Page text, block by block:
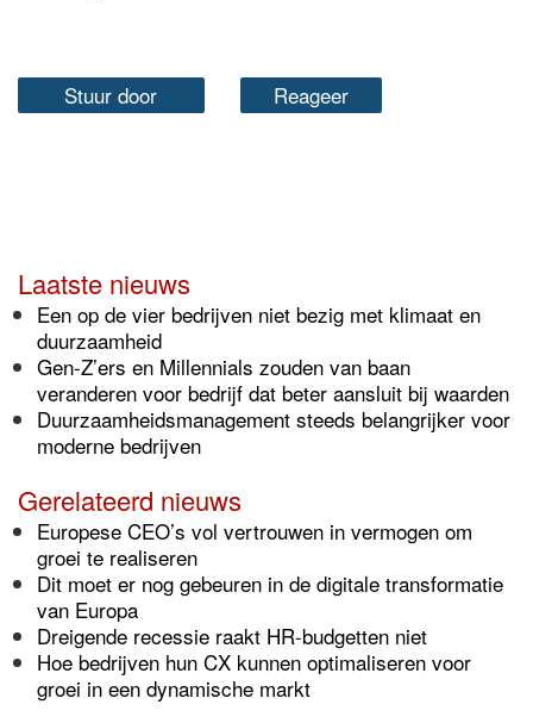
Stuur door Reageer
Laatste nieuws
Een op de vier bedrijven niet bezig met klimaat en
duurzaamheid
Gen-Z’ers en Millennials zouden van baan
veranderen voor bedrijf dat beter aansluit bij waarden
Duurzaamheidsmanagement steeds belangrijker voor
moderne bedrijven
Gerelateerd nieuws
Europese CEO’s vol vertrouwen in vermogen om
groei te realiseren
Dit moet er nog gebeuren in de digitale transformatie
van Europa
Dreigende recessie raakt HR-budgetten niet
Hoe bedrijven hun CX kunnen optimaliseren voor
groei in een dynamische markt